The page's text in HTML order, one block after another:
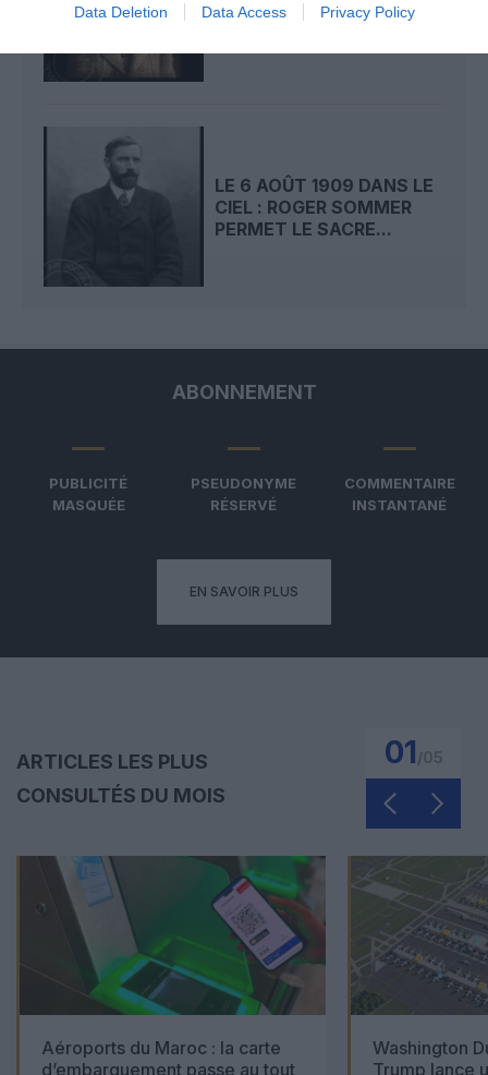
Data Deletion Data Access Privacy Policy
FAIT ENCORE
LE 6 AOÛT 1909 DANS LE
CIEL : ROGER SOMMER
PERMET LE SACRE...
ABONNEMENT
PUBLICITÉ
MASQUÉE
PSEUDONYME
RÉSERVÉ
COMMENTAIRE
INSTANTANÉ
EN SAVOIR PLUS
ARTICLES LES PLUS
CONSULTÉS DU MOIS
01
Aéroports du Maroc : la carte
d’embarquement passe au tout
Washington
Trump lance